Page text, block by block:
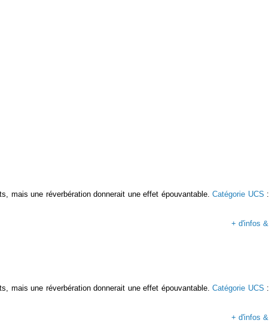
mais une réverbération donnerait une effet épouvantable.Catégorie UCS :
+ d'infos &
mais une réverbération donnerait une effet épouvantable.Catégorie UCS :
+ d'infos &